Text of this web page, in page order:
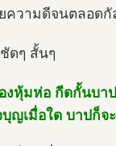
ความดีจนตลอด
ดๆ สั้นๆ
งหุ้มห่อ กีดกั้นบา
ญเมื่อใด บาปก็จ